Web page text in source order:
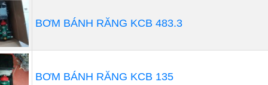
oxy cần thiết trong dòng nước thải.
BƠM BÁNH RĂNG KCB 483.3
BƠM BÁNH RĂNG KCB 135